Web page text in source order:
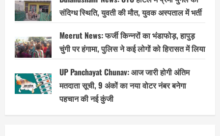
संदिग्ध स्थिति, युवती की मौत, युवक अस्पताल में भर्ती
Meerut News: फर्जी किन्नरों का भंडाफोड़, हापुड़
चुंगी पर हंगामा, पुलिस ने कई लोगों को हिरासत में लिया
UP Panchayat Chunav: आज जारी होगी अंतिम
मतदाता सूची, 9 अंकों का नया वोटर नंबर बनेगा
पहचान की नई कुंजी